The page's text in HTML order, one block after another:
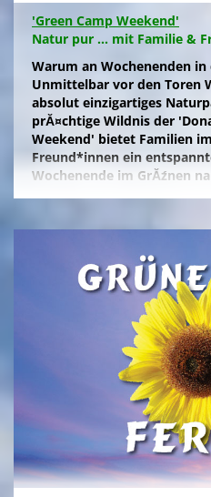
'Green Camp Weekend'
Natur pur ... mit Familie &
Warum an Wochenenden in
Unmittelbar vor den Toren
absolut einzigartiges
prĂ¤chtige Wildnis der
Weekend' bietet Familien
Freund*innen ein
Wochenende im GrĂźnen
Naturfreunde, die lange
gepflegten Wiese im
Selbstverpflegung, â€Ś
Support sowie
knisternde Lagerfeuer.
Zum stressfreien Kurzurlaub
Freundeskreis im idyllischen
Naturabenteuern bei einer
urigen 'Nationalpark
Sterngucken und Palavern
â€Ś fehlt schlicht nur noch
>
'Green Camp Weekend'